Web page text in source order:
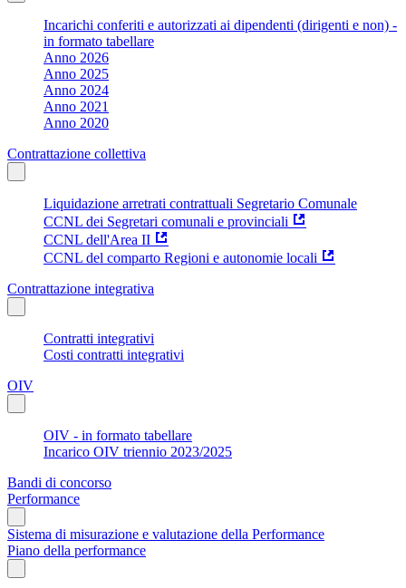
Incarichi conferiti e autorizzati ai dipendenti (dirigenti e non) -
in formato tabellare
Anno 2026
Anno 2025
Anno 2024
Anno 2021
Anno 2020
Contrattazione collettiva
Liquidazione arretrati contrattuali Segretario Comunale
CCNL dei Segretari comunali e provinciali
CCNL dell'Area II
CCNL del comparto Regioni e autonomie locali
Contrattazione integrativa
Contratti integrativi
Costi contratti integrativi
OIV
OIV - in formato tabellare
Incarico OIV triennio 2023/2025
Bandi di concorso
Performance
Sistema di misurazione e valutazione della Performance
Piano della performance